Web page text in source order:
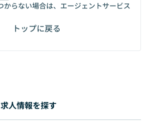
からない場合は、エージェントサービス
トップに戻る
人情報を探す